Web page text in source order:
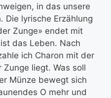
in das unsere
Die lyrische Erzählung
Zunge» endet mit
das Leben. Nach
ich Charon mit der
liegt. Was soll
Münze bewegt sich
O mehr und